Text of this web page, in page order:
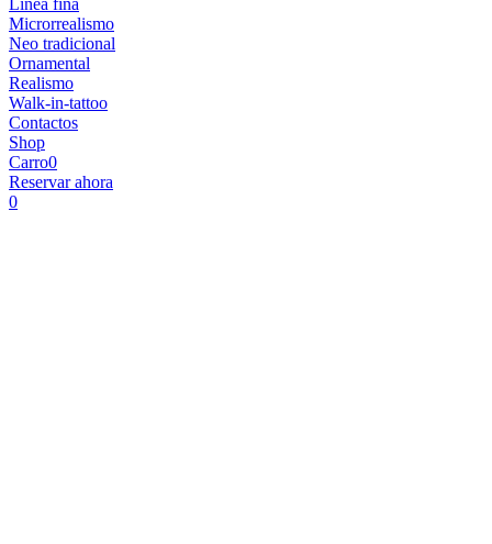
Línea fina
Microrrealismo
Neo tradicional
Ornamental
Realismo
Walk-in-tattoo
Contactos
Shop
Carro0
Reservar ahora
0